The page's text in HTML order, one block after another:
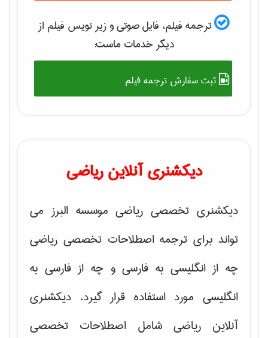
ترجمه فیلم، فایل صوتی و زیر نویس فیلم از
دیگر خدمات ماست:
ثبت سفارش ترجمه فیلم
دیکشنری آنلاین ریاضی
دیکشنری تخصصی ریاضی موسسه البرز می
تواند برای ترجمه اصطلاحات تخصصی ریاضی
چه از انگلیسی به فارسی و چه از فارسی به
انگلیسی مورد استفاده قرار گیرد. دیکشنری
آنلاین ریاضی شامل اصطلاحات تخصصی